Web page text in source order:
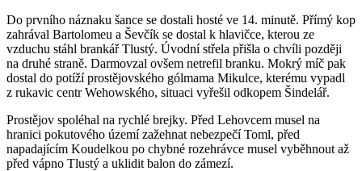
Do prvního náznaku šance se dostali hosté ve 14. minutě. Přímý kop
zahrával Bartolomeu a Ševčík se dostal k hlavičce, kterou ze
vzduchu stáhl brankář Tlustý. Úvodní střela přišla o chvíli později
na druhé straně. Darmovzal ovšem netrefil branku. Mokrý míč pak
dostal do potíží prostějovského gólmama Mikulce, kterému vypadl
z rukavic centr Wehowského, situaci vyřešil odkopem Šindelář.
Prostějov spoléhal na rychlé brejky. Před Lehovcem musel na
hranici pokutového území zažehnat nebezpečí Toml, před
napadajícím Koudelkou po chybné rozehrávce musel vyběhnout až
před vápno Tlustý a uklidit balon do zámezí.